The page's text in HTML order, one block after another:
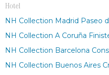
Hotel
NH Collection Madrid Paseo
NH Collection A Coruña
NH Collection Barcelona
NH Collection Buenos Aires